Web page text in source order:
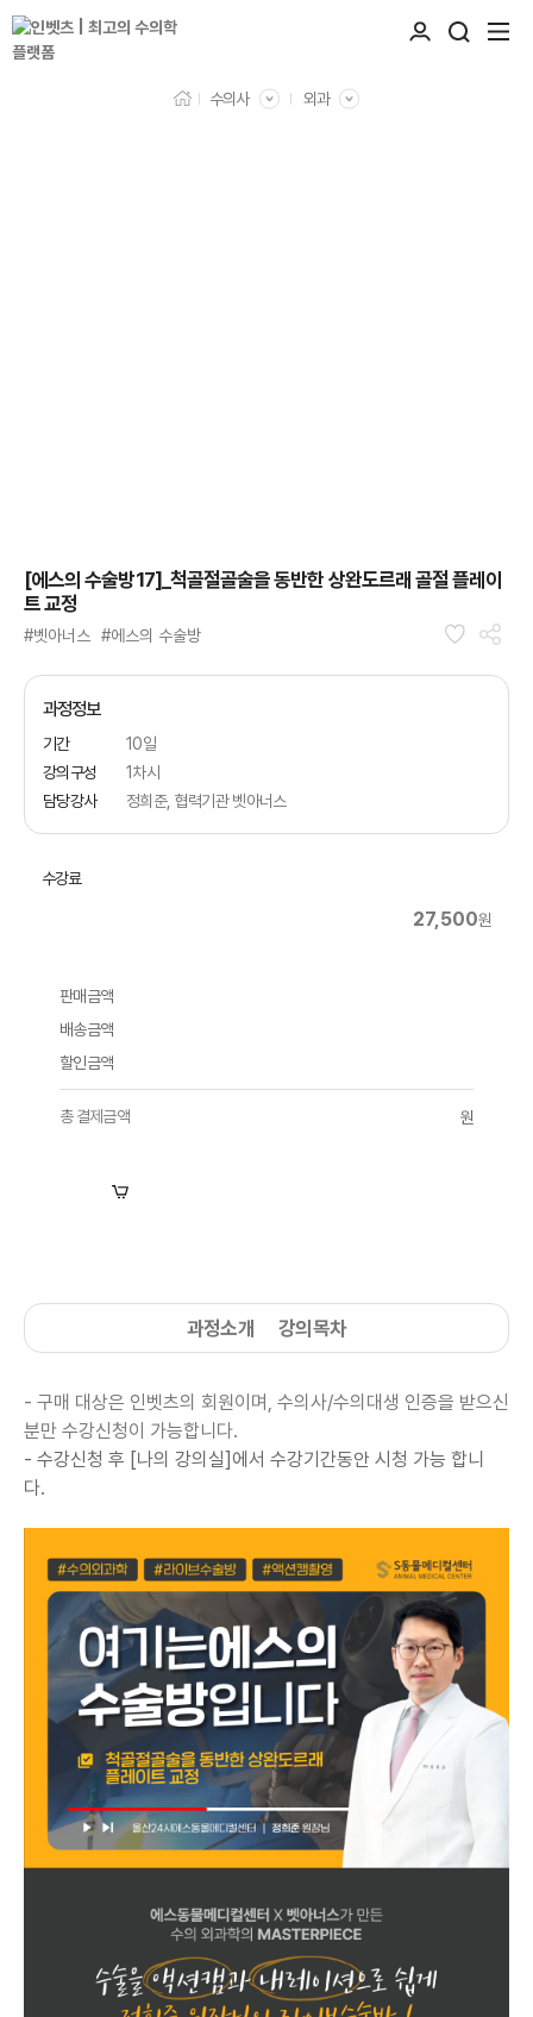
수의사 외과
[에스의 수술방17]_척골절골술을 동반한 상완도르래 골절 플레이
트 교정
#벳아너스 #에스의 수술방
과정정보
기간
10일
강의구성
1차시
담당강사
정희준, 협력기관 벳아너스
수강료
27,500원
판매금액
배송금액
할인금액
총 결제금액 원
과정소개 강의목차
- 구매 대상은 인벳츠의 회원이며, 수의사/수의대생 인증을 받으신
분만 수강신청이 가능합니다.
- 수강신청 후 [나의 강의실]에서 수강기간동안 시청 가능 합니
다.